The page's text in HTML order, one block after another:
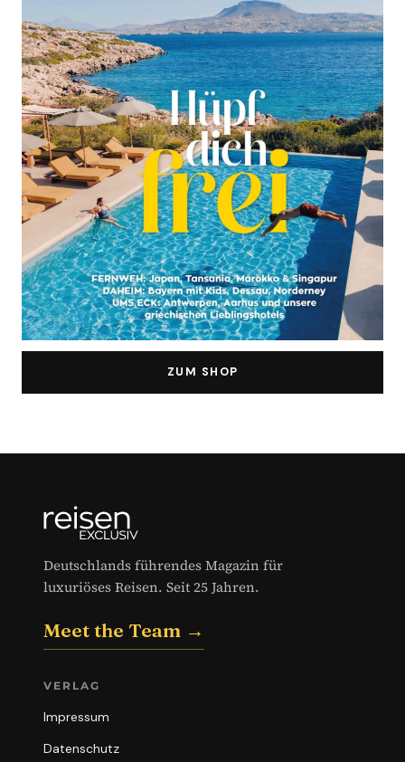
ZUM SHOP
Deutschlands führendes Magazin für
luxuriöses Reisen. Seit 25 Jahren.
Meet the Team →
VERLAG
Impressum
Datenschutz